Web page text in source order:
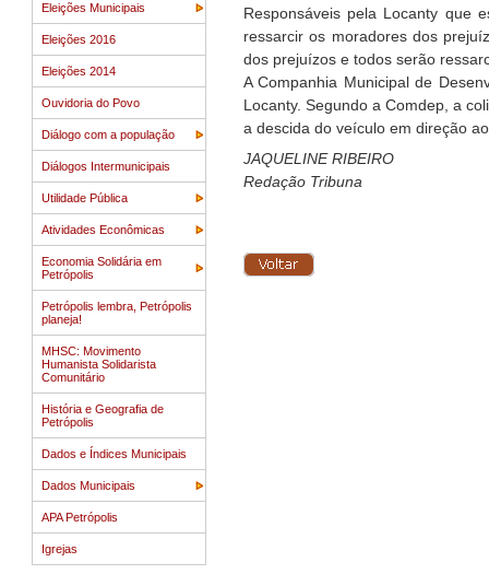
Eleições Municipais
Eleições 2016
Eleições 2014
Ouvidoria do Povo
Diálogo com a população
Diálogos Intermunicipais
Utilidade Pública
Atividades Econômicas
Economia Solidária em
Petrópolis
Petrópolis lembra, Petrópolis
planeja!
MHSC: Movimento
Humanista Solidarista
Comunitário
História e Geografia de
Petrópolis
Dados e Índices Municipais
Dados Municipais
APA Petrópolis
Igrejas
Responsáveis pela Locanty que
ressarcir os moradores dos
dos prejuízos e todos serão
A Companhia Municipal de
Locanty. Segundo a Comdep, a
a descida do veículo em direção
JAQUELINE RIBEIRO
Redação Tribuna